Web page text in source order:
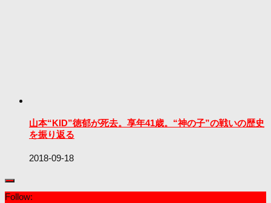
山本“KID”徳郁が死去。享年41歳。“神の子”の戦いの歴史
を振り返る
2018-09-18
Follow: